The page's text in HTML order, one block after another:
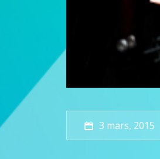
3 mars, 2015